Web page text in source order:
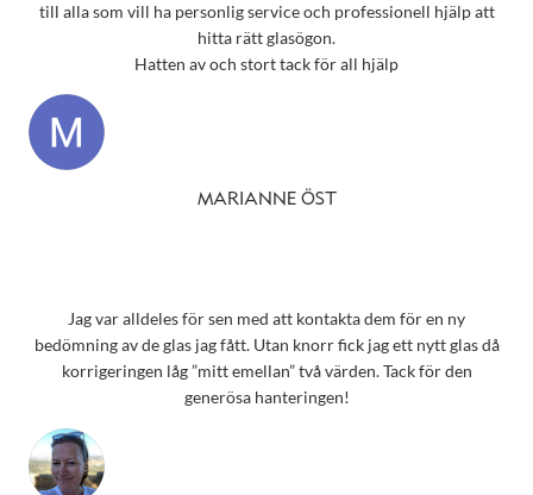
till alla som vill ha personlig service och professionell hjälp att
hitta rätt glasögon.
Hatten av och stort tack för all hjälp
MARIANNE ÖST
Jag var alldeles för sen med att kontakta dem för en ny
bedömning av de glas jag fått. Utan knorr fick jag ett nytt glas då
korrigeringen låg ”mitt emellan” två värden. Tack för den
generösa hanteringen!